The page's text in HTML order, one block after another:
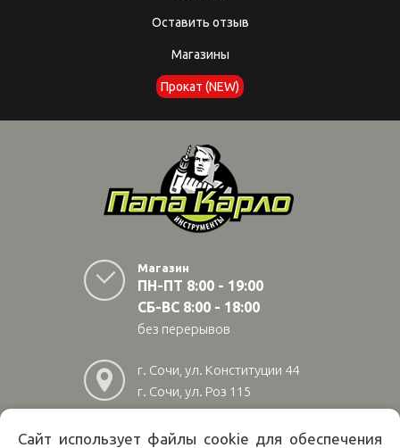
Оставить отзыв
Магазины
Прокат (NEW)
Магазин
ПН-ПТ 8:00 - 19:00
СБ-ВС 8:00 - 18:00
без перерывов
г. Сочи, ул. Конституции 44
г. Сочи, ул. Роз 115
г. Адлер, ул Авиационная
28/10
Сайт использует файлы cookie для обеспечения